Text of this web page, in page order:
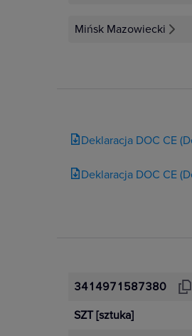
Mińsk Mazowiecki
Deklaracja DOC CE
Deklaracja DOC CE
3414971587380
SZT [sztuka]